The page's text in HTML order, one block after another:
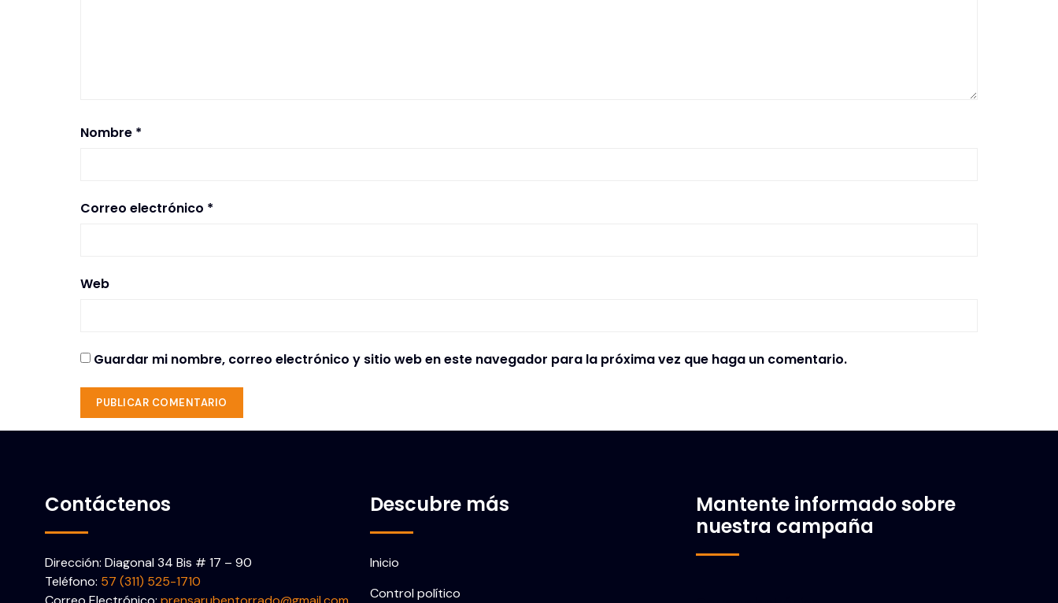
Nombre *
Correo electrónico *
Web
Guardar mi nombre, correo electrónico y sitio web en este navegador para la próxima vez que haga un comentario.
Contáctenos
Dirección: Diagonal 34 Bis # 17 – 90
Teléfono: 57 (311) 525-1710
Descubre más
Inicio
Control político
Mantente informado sobre
nuestra campaña